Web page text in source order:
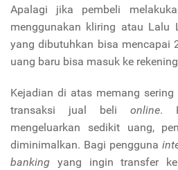
Apalagi jika pembeli
menggunakan kliring atau Lalu
yang dibutuhkan bisa mencapai
uang baru bisa masuk ke
Kejadian di atas memang
transaksi jual beli online.
mengeluarkan sedikit uang,
diminimalkan. Bagi pengguna
banking yang ingin transfer